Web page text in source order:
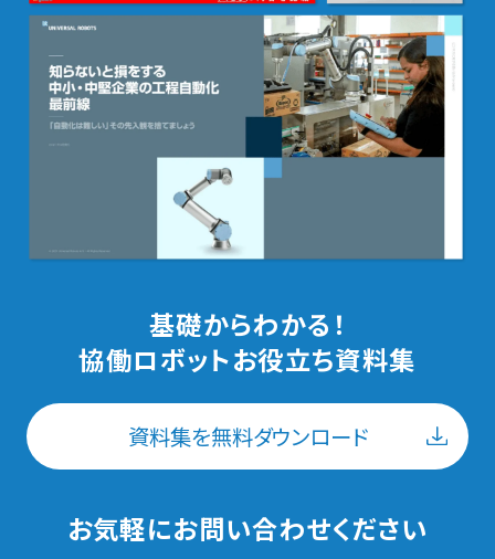
基礎からわかる！
協働ロボットお役立ち資料集
資料集を無料ダウンロード
お気軽にお問い合わせください